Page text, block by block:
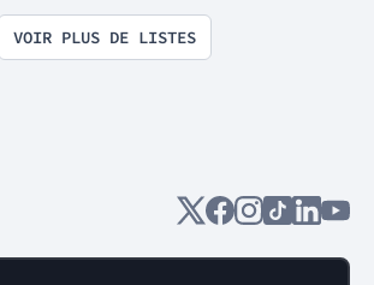
VOIR PLUS DE LISTES